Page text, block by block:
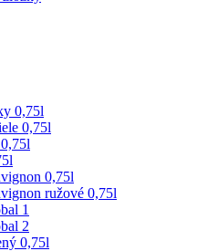
0,75l
0,75l
0,75l
ružové 0,75l
1
2
0,75l